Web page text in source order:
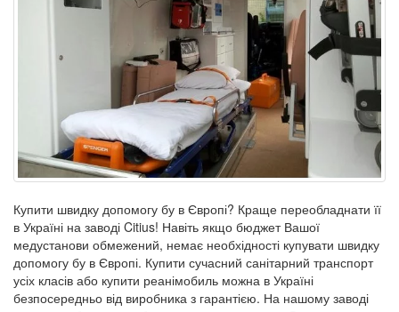
Купити швидку допомогу бу в Європі? Краще переобладнати її
в Україні на заводі Citius! Навіть якщо бюджет Вашої
медустанови обмежений, немає необхідності купувати швидку
допомогу бу в Європі. Купити сучасний санітарний транспорт
усіх класів або купити реанімобиль можна в Україні
безпосередньо від виробника з гарантією. На нашому заводі